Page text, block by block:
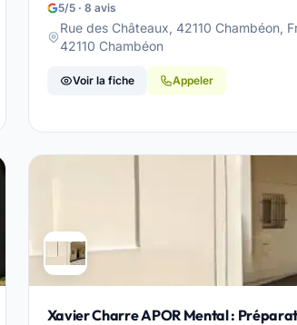
5/5 · 8 avis
Rue des Châteaux, 42110 Chambéon,
42110 Chambéon
Voir la fiche Appeler
Xavier Charre APOR Mental :